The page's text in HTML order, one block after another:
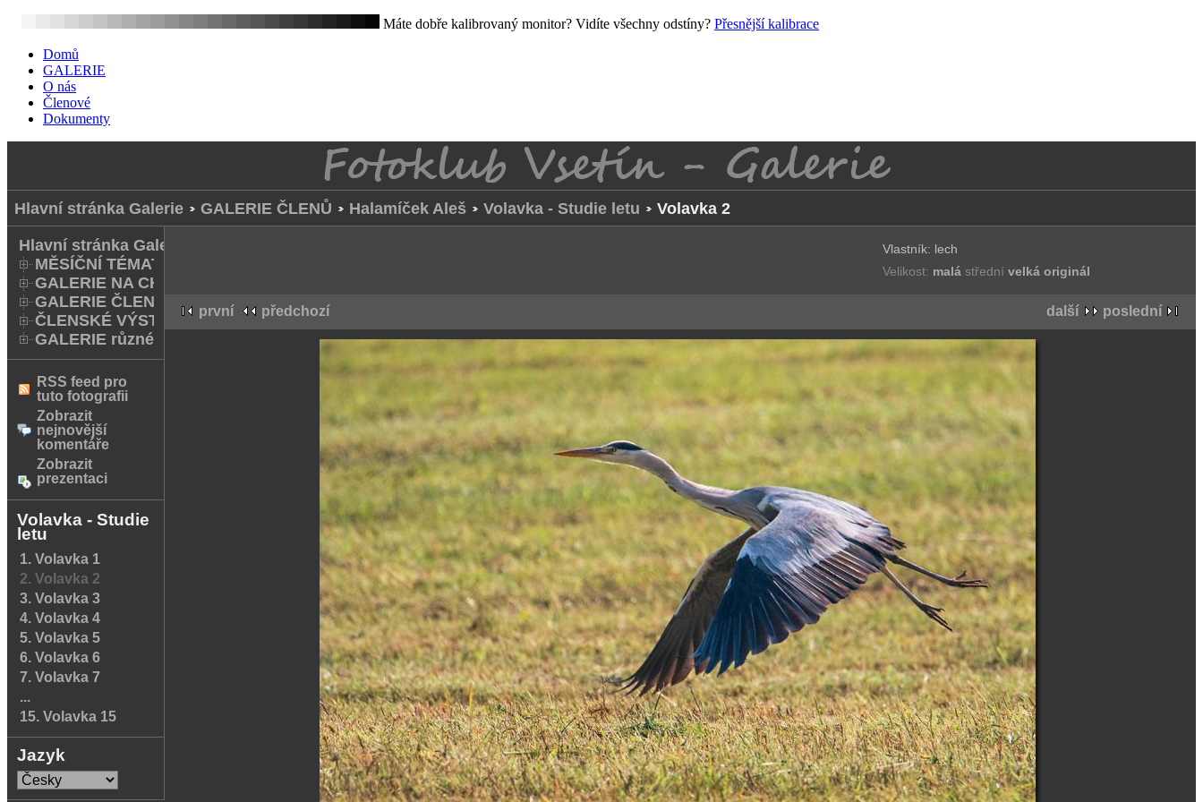
Máte dobře kalibrovaný monitor? Vidíte všechny odstíny? Přesnější kalibrace
Domů
GALERIE
O nás
Členové
Dokumenty
Hlavní stránka Galerie GALERIE ČLENŮ Halamíček Aleš Volavka - Studie letu Volavka 2
Hlavní stránka Galerie
MĚSÍČNÍ TÉMATA
GALERIE NA CHODNÍKU
GALERIE ČLENŮ
ČLENSKÉ VÝSTAVY A FOTO Q
GALERIE různé
RSS feed pro
tuto fotografii
Zobrazit
nejnovější
komentáře
Zobrazit
prezentaci
Volavka - Studie
letu
1. Volavka 1
2. Volavka 2
3. Volavka 3
4. Volavka 4
5. Volavka 5
6. Volavka 6
7. Volavka 7
...
15. Volavka 15
Jazyk
Vlastník: lech
Velikost: malástřednívelkáoriginál
další poslední
první předchozí